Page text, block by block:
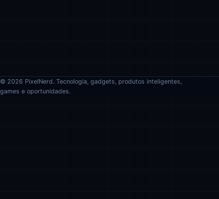
© 2026 PixelNerd. Tecnologia, gadgets, produtos inteligentes,
games e oportunidades.